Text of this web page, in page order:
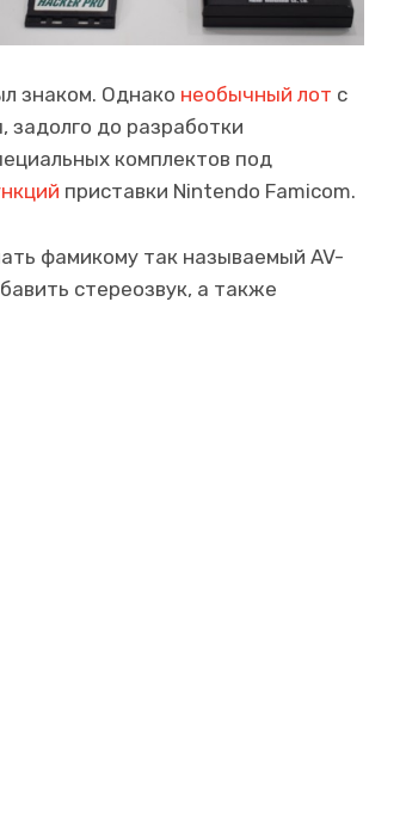
знаком. Однако необычный лот с
задолго до разработки
комплектов под
приставки Nintendo Famicom.
фамикому так называемый AV-
стереозвук, а также